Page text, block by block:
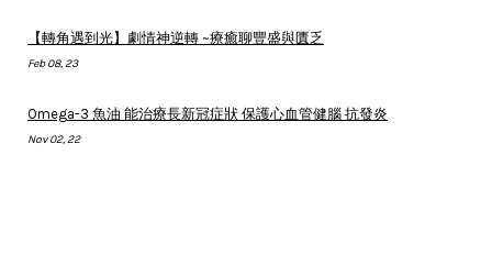
【轉角遇到光】劇情神逆轉 ~療癒聊豐盛與匱乏
Feb 08, 23
Omega-3 魚油 能治療長新冠症狀 保護心血管健腦 抗發炎
Nov 02, 22